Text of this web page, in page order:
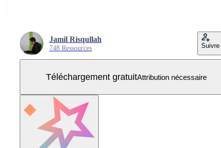
Jamil Risqullah
748 Ressources Suivre
Téléchargement gratuitAttribution nécessaire